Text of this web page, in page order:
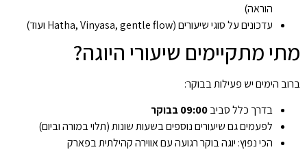
הוראה)
עדכונים על סוגי שיעורים (Hatha, Vinyasa, gentle flow ועוד)
מתי מתקיימים שיעורי היוגה?
ברוב הימים יש פעילות בבוקר:
בדרך כלל סביב09:00 בבוקר
לפעמים גם שיעורים נוספים בשעות שונות (תלוי במורה וביום)
הכי נפוץ: יוגה בוקר רגועה עם אווירה קהילתית בפארק